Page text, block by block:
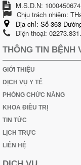
M.S.D.N: 1000450674
Chịu trách nhiệm:
Địa chỉ: Số 363
Điện thoại:
THÔNG TIN BỆNH
GIỚI THIỆU
DỊCH VỤ Y TẾ
PHÒNG CHỨC NĂNG
KHOA ĐIỀU TRỊ
TIN TỨC
LỊCH TRỰC
LIÊN HỆ